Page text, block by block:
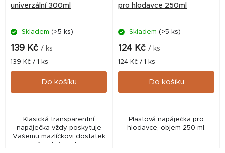
univerzální 300ml
Skladem (>5 ks)
139 Kč / ks
Měrná
cena:
139 Kč / 1 ks
Do košíku
Klasická transparentní
napáječka vždy poskytuje
Vašemu mazlíčkovi dostatek
čerstvé vody.
pro hlodavce 250ml
Skladem (>5 ks)
124 Kč / ks
Měrná
cena:
124 Kč / 1 ks
Do košíku
Plastová napáječka pro
hlodavce, objem 250 ml.